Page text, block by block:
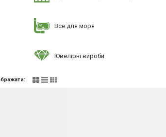
Все для моря
Ювелірні вироби